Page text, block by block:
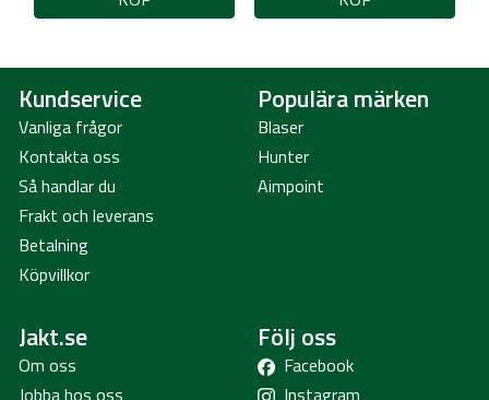
Kundservice
Vanliga frågor
Kontakta oss
Så handlar du
Frakt och leverans
Betalning
Köpvillkor
Populära märken
Blaser
Hunter
Aimpoint
Jakt.se
Om oss
Jobba hos oss
Följ oss
Facebook
Instagram